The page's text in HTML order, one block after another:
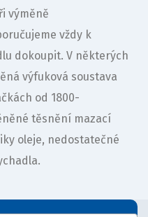
výměně
vždy k
dokoupit. V některých
výfuková soustava
od 1800-
těsnění mazací
oleje, nedostatečné